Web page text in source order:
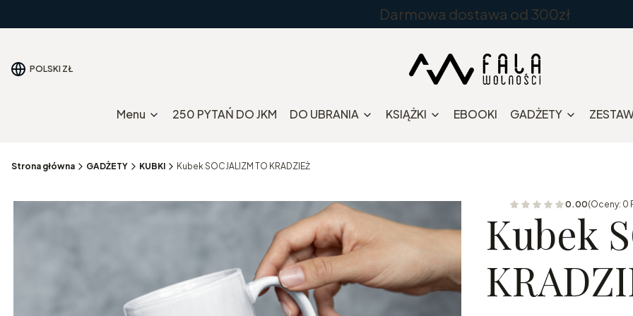
Darmowa dostawa od 300zł
POLSKI ZŁ
Menu 250 PYTAŃ DO JKM DO UBRANIA KSIĄŻKI EBOOKI GADŻETY
Strona główna GADŻETY KUBKI Kubek SOCJALIZM TO KRADZIEŻ
0.00(Oceny: 0
Kubek